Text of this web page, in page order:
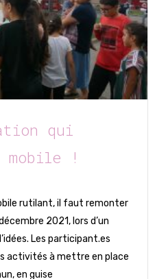
qui
!
rutilant, il faut remonter
2021, lors d’un
Les participant.es
activités à mettre en place
en guise